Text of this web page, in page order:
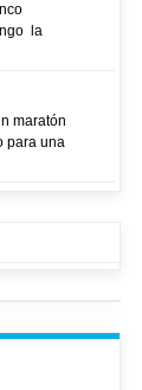
la
maratón
para una